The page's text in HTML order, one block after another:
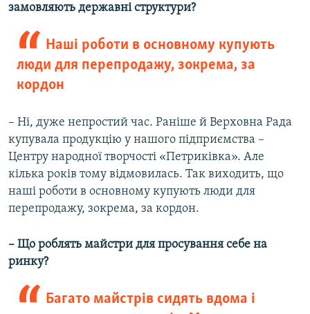
замовляють державні структури?
Наші роботи в основному купують
люди для перепродажу, зокрема, за
кордон
– Ні, дуже непростий час. Раніше й Верховна Рада
купувала продукцію у нашого підприємства –
Центру народної творчості «Петриківка». Але
кілька років тому відмовилась. Так виходить, що
наші роботи в основному купують люди для
перепродажу, зокрема, за кордон.
– Що роблять майстри для просування себе на
ринку?
Багато майстрів сидять вдома і